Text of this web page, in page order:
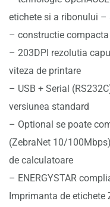
etichete si a ribonului
– constructie
– 203DPI rezolutia
viteza de printare
– USB + Serial
versiunea standard
– Optional se poate
(ZebraNet 10/
de calculatoare
– ENERGYSTAR
Imprimanta de etichete